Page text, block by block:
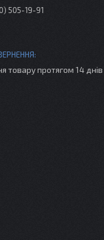
505-19-91
товару протягом 14 днів